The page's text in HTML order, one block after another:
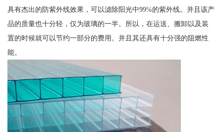
具有杰出的防紫外线效果，可以滤除阳光中99℅的紫外线。并且该产
品的质量也十分轻，仅为玻璃的一半。所以，在运送、搬卸以及装
置的时候就可以节约一部分的费用。并且其还具有十分强的阻燃性
能。